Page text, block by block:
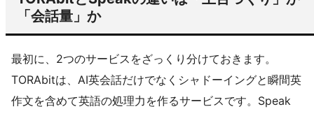
「会話量」か
最初に、2つのサービスをざっくり分けておきます。
TORAbitは、AI英会話だけでなくシャドーイングと瞬間英
作文を含めて英語の処理力を作るサービスです。Speak